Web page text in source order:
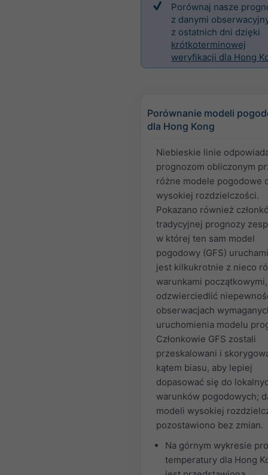
Porównaj nasze
z danymi
z ostatnich dni dzięki
krótkoterminowej
weryfikacji dla Hong
Porównanie modeli
dla Hong Kong
Niebieskie linie
prognozom obliczonym
różne modele pogodowe
wysokiej rozdzielczości.
Pokazano również
tradycyjnej prognozy
w której ten sam model
pogodowy (GFS)
jest kilkukrotnie z nieco
warunkami
odzwierciedlić
obserwacjach
uruchomienia modelu
Członkowie GFS zostali
przeskalowani i
kątem biasu, aby lepiej
dopasować się do
warunków pogodowych;
modeli wysokiej
pozostawiono bez zmian.
Na górnym wykresie
temperatury dla Hong